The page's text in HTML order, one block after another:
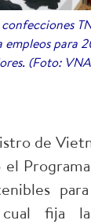
empleos para
(Foto:
de
el
fija